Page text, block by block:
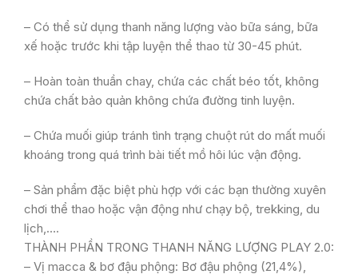
– Có thể sử dụng thanh năng lượng vào bữa sáng, bữa
xế hoặc trước khi tập luyện thể thao từ 30-45 phút.
– Hoàn toàn thuần chay, chứa các chất béo tốt, không
chứa chất bảo quản không chứa đường tinh luyện.
– Chứa muối giúp tránh tình trạng chuột rút do mất muối
khoáng trong quá trình bài tiết mồ hôi lúc vận động.
– Sản phẩm đặc biệt phù hợp với các bạn thường xuyên
chơi thể thao hoặc vận động như chạy bộ, trekking, du
lịch,….
THÀNH PHẦN TRONG THANH NĂNG LƯỢNG PLAY 2.0:
– Vị macca & bơ đậu phộng: Bơ đậu phộng (21,4%),